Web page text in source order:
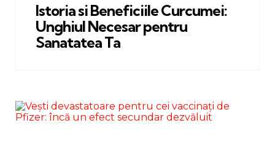
Istoria si Beneficiile Curcumei:
Unghiul Necesar pentru
Sanatatea Ta